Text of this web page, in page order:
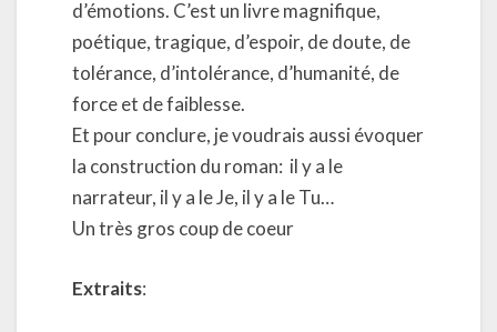
d’émotions. C’est un livre magnifique,
poétique, tragique, d’espoir, de doute, de
tolérance, d’intolérance, d’humanité, de
force et de faiblesse.
Et pour conclure, je voudrais aussi évoquer
la construction du roman: il y a le
narrateur, il y a le Je, il y a le Tu…
Un très gros coup de coeur
Extraits: